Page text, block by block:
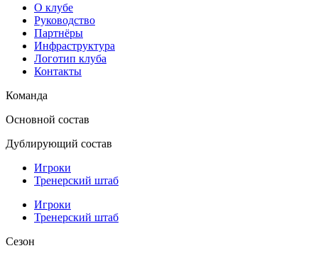
О клубе
Руководство
Партнёры
Инфраструктура
Логотип клуба
Контакты
Команда
Основной состав
Дублирующий состав
Игроки
Тренерский штаб
Игроки
Тренерский штаб
Сезон